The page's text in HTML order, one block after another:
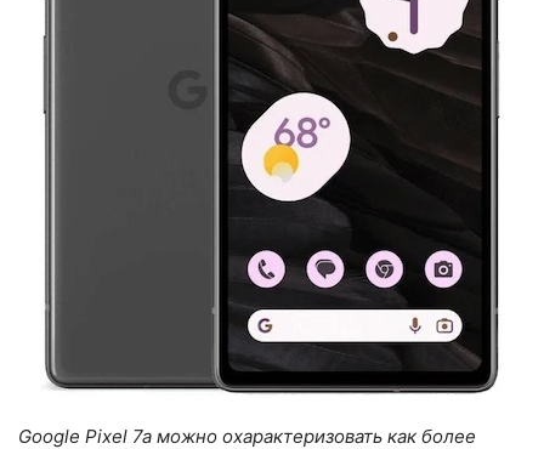
Google Pixel 7a можно охарактеризовать как более